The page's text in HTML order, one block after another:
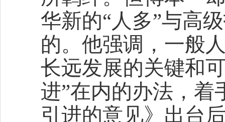
华新的“人多”与高
的。他强调，一般
长远发展的关键和
进”在内的办法，着
引进的意见》出台